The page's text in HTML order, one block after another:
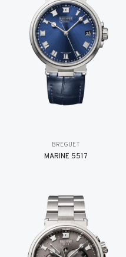
BREGUET
MARINE 5517